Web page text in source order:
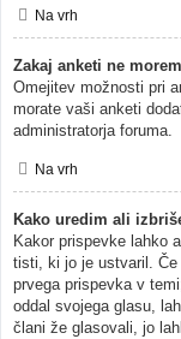
Na vrh
Zakaj anketi ne
Omejitev možnosti pri
morate vaši anketi
administratorja foruma.
Na vrh
Kako uredim ali
Kakor prispevke lahko
tisti, ki jo je ustvaril.
prvega prispevka v
oddal svojega glasu,
člani že glasovali, jo